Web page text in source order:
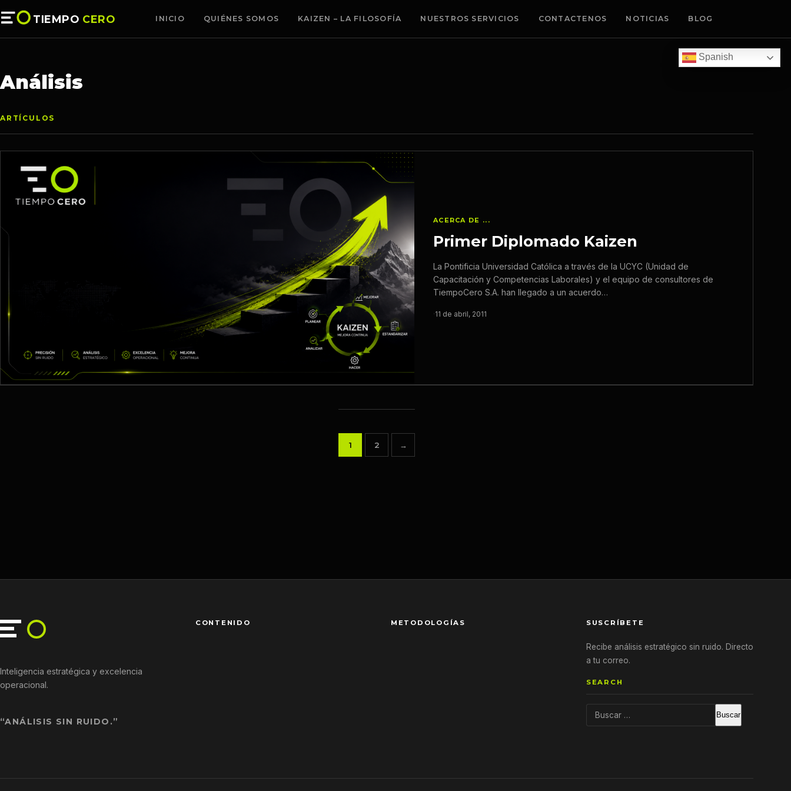
TIEMPO CERO INICIO QUIÉNES SOMOS KAIZEN – LA FILOSOFÍA NUESTROS SERVICIOS CONTACTENOS NOTICIAS BLOG
Análisis
ARTÍCULOS
ACERCA DE ...
Primer Diplomado Kaizen
La Pontificia Universidad Católica a través de la UCYC (Unidad de
Capacitación y Competencias Laborales) y el equipo de consultores de
TiempoCero S.A. han llegado a un acuerdo…
·11 de abril, 2011
Paginación
1 2 →
Inteligencia estratégica y excelencia
operacional.
“ANÁLISIS SIN RUIDO.”
CONTENIDO METODOLOGÍAS SUSCRÍBETE
Recibe análisis estratégico sin ruido. Directo
a tu correo.
SEARCH
Buscar:
Spanish